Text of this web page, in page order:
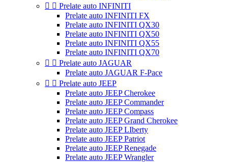
  Prelate auto INFINITI
Prelate auto INFINITI FX
Prelate auto INFINITI QX30
Prelate auto INFINITI QX50
Prelate auto INFINITI QX55
Prelate auto INFINITI QX70
  Prelate auto JAGUAR
Prelate auto JAGUAR F-Pace
  Prelate auto JEEP
Prelate auto JEEP Cherokee
Prelate auto JEEP Commander
Prelate auto JEEP Compass
Prelate auto JEEP Grand Cherokee
Prelate auto JEEP LIberty
Prelate auto JEEP Patriot
Prelate auto JEEP Renegade
Prelate auto JEEP Wrangler